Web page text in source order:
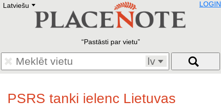
Latviešu E
Deutsch
Francais
Polski
Eestikeelne
LOGIN
Pastāsti par vietu
lv
PSRS tanki ielenc Lietuvas